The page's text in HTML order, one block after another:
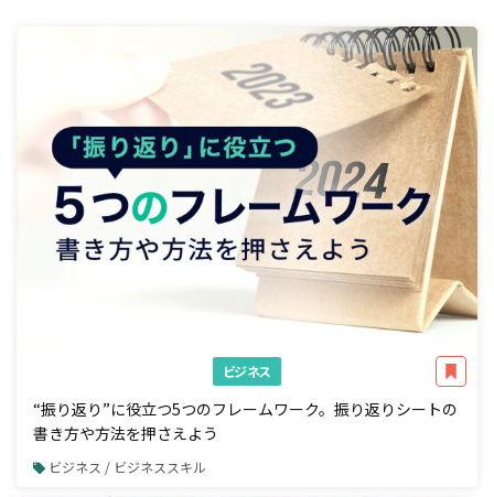
ビジネス
“振り返り”に役立つ5つのフレームワーク。振り返りシートの
書き方や方法を押さえよう
ビジネス / ビジネススキル